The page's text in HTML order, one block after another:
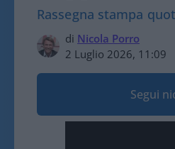
Rassegna stampa
di Nicola Porro
2 Luglio 2026, 11:09
Segui